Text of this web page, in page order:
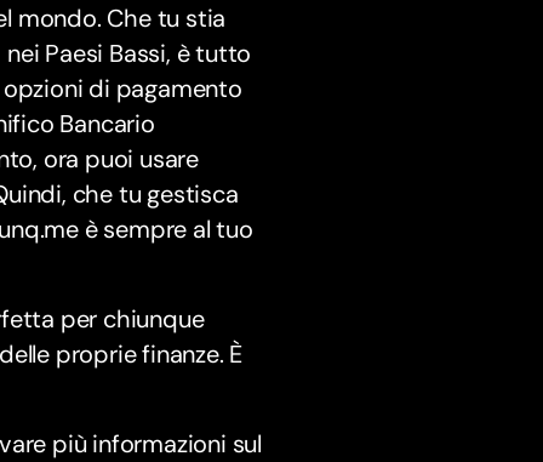
mondo. Che tu stia
Paesi Bassi, è tutto
di pagamento
Bancario
ora puoi usare
che tu gestisca
è sempre al tuo
per chiunque
proprie finanze. È
più informazioni sul